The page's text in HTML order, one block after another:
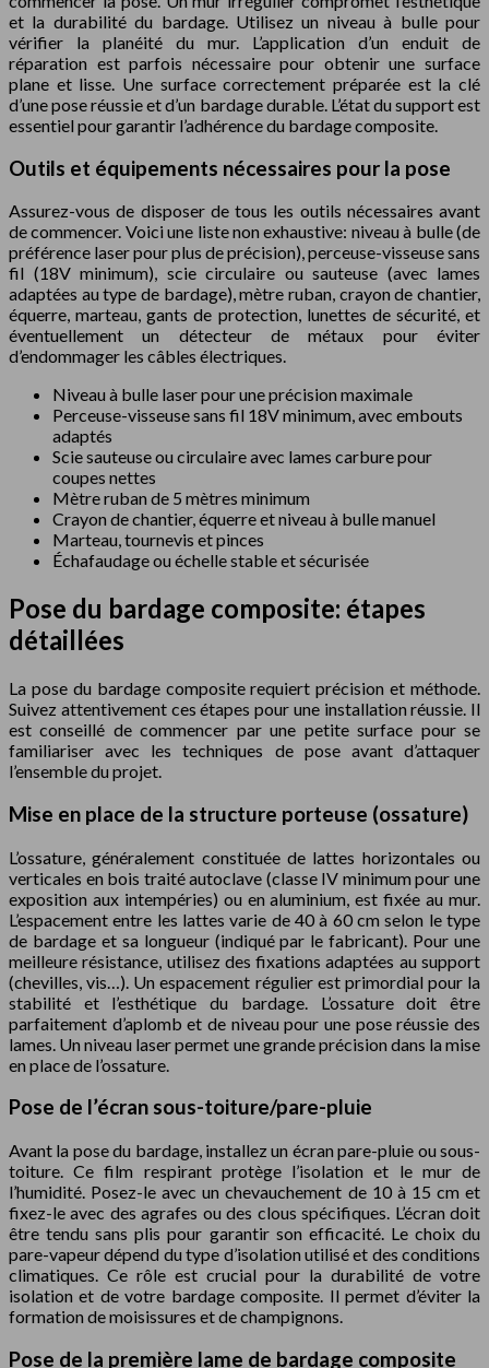
et la durabilité du bardage. Utilisez un niveau à bulle pour
vérifier la planéité du mur. L’application d’un enduit de
réparation est parfois nécessaire pour obtenir une surface
plane et lisse. Une surface correctement préparée est la clé
d’une pose réussie et d’un bardage durable. L’état du support est
essentiel pour garantir l’adhérence du bardage composite.
Outils et équipements nécessaires pour la pose
Assurez-vous de disposer de tous les outils nécessaires avant
de commencer. Voici une liste non exhaustive: niveau à bulle (de
préférence laser pour plus de précision), perceuse-visseuse sans
fil (18V minimum), scie circulaire ou sauteuse (avec lames
adaptées au type de bardage), mètre ruban, crayon de chantier,
équerre, marteau, gants de protection, lunettes de sécurité, et
éventuellement un détecteur de métaux pour éviter
d’endommager les câbles électriques.
Niveau à bulle laser pour une précision maximale
Perceuse-visseuse sans fil 18V minimum, avec embouts
adaptés
Scie sauteuse ou circulaire avec lames carbure pour
coupes nettes
Mètre ruban de 5 mètres minimum
Crayon de chantier, équerre et niveau à bulle manuel
Marteau, tournevis et pinces
Échafaudage ou échelle stable et sécurisée
Pose du bardage composite: étapes
détaillées
La pose du bardage composite requiert précision et méthode.
Suivez attentivement ces étapes pour une installation réussie. Il
est conseillé de commencer par une petite surface pour se
familiariser avec les techniques de pose avant d’attaquer
l’ensemble du projet.
Mise en place de la structure porteuse (ossature)
L’ossature, généralement constituée de lattes horizontales ou
verticales en bois traité autoclave (classe IV minimum pour une
exposition aux intempéries) ou en aluminium, est fixée au mur.
L’espacement entre les lattes varie de 40 à 60 cm selon le type
de bardage et sa longueur (indiqué par le fabricant). Pour une
meilleure résistance, utilisez des fixations adaptées au support
(chevilles, vis…). Un espacement régulier est primordial pour la
stabilité et l’esthétique du bardage. L’ossature doit être
parfaitement d’aplomb et de niveau pour une pose réussie des
lames. Un niveau laser permet une grande précision dans la mise
en place de l’ossature.
Pose de l’écran sous-toiture/pare-pluie
Avant la pose du bardage, installez un écran pare-pluie ou sous-
toiture. Ce film respirant protège l’isolation et le mur de
l’humidité. Posez-le avec un chevauchement de 10 à 15 cm et
fixez-le avec des agrafes ou des clous spécifiques. L’écran doit
être tendu sans plis pour garantir son efficacité. Le choix du
pare-vapeur dépend du type d’isolation utilisé et des conditions
climatiques. Ce rôle est crucial pour la durabilité de votre
isolation et de votre bardage composite. Il permet d’éviter la
formation de moisissures et de champignons.
Pose de la première lame de bardage composite